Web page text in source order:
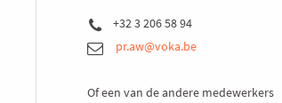
+32 3 206 58 94
pr.aw@voka.be
Of een van de andere medewerkers